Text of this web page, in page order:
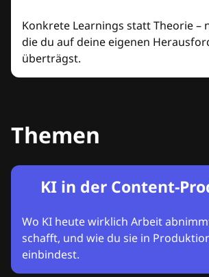
Konkrete Learnings statt Theorie –
die du auf deine eigenen
überträgst.
Themen
KI in der Content-
Wo KI heute wirklich Arbeit
schafft, und wie du sie in
einbindest.